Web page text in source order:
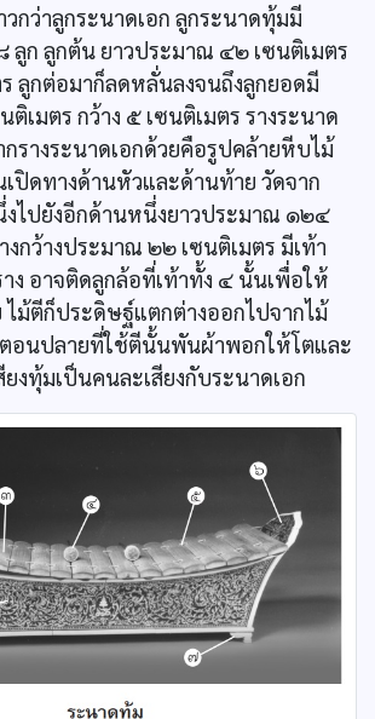
กว่าลูกระนาดเอก ลูกระนาดทุ้มมี
ลูก ลูกต้น ยาวประมาณ ๔๒ เซนติเมตร
ร ลูกต่อมาก็ลดหลั่นลงจนถึงลูกยอดมี
เมตร กว้าง ๕ เซนติเมตร รางระนาด
กรางระนาดเอกด้วยคือรูปคล้ายหีบไม้
เปิดทางด้านหัวและด้านท้าย วัดจาก
ไปยังอีกด้านหนึ่งยาวประมาณ ๑๒๔
งกว้างประมาณ ๒๒ เซนติเมตร มีเท้า
าง อาจติดลูกล้อที่เท้าทั้ง ๔ นั้นเพื่อให้
ไม้ตีก็ประดิษฐ์แตกต่างออกไปจากไม้
ตอนปลายที่ใช้ตีนั้นพันผ้าพอกให้โตและ
งทุ้มเป็นคนละเสียงกับระนาดเอก